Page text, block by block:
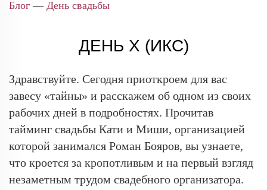
Блог — День свадьбы
ДЕНЬ Х (ИКС)
Здравствуйте. Сегодня приоткроем для вас
завесу «тайны» и расскажем об одном из своих
рабочих дней в подробностях. Прочитав
тайминг свадьбы Кати и Миши, организацией
которой занимался Роман Бояров, вы узнаете,
что кроется за кропотливым и на первый взгляд
незаметным трудом свадебного организатора.